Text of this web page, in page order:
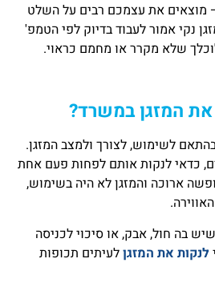
מוצאים את עצמכם רבים על השלט
נקי אמור לעבוד בדיוק לפי הטמפ'
שלא מקרר או מחמם כראוי.
המזגן במשרד?
לשימוש, לצורך ולמצב המזגן.
כדאי לנקות אותם לפחות פעם אחת
ארוכה והמזגן לא היה בשימוש,
בה חול, אבק, או סיכוי לכניסה
לנקות את המזגןלעיתים תכופות